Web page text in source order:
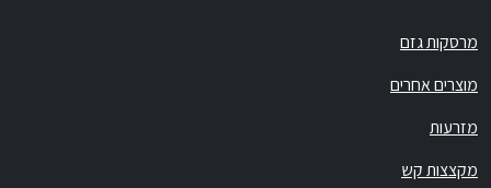
מרסקות גזם
מוצרים אחרים
מזרעות
מקצצות קש